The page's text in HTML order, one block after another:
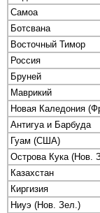
Самоа
Ботсвана
Восточный Тимор
Россия
Бруней
Маврикий
Новая Каледония
Антигуа и Барбуда
Гуам (США)
Острова Кука (Нов.
Казахстан
Киргизия
Ниуэ (Нов. Зел.)